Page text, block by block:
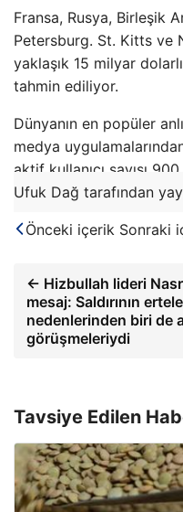
Fransa, Rusya, Birleşik
Petersburg. St. Kitts ve
yaklaşık 15 milyar
tahmin ediliyor.
Dünyanın en popüler
medya
aktif kullanıcı sayısı
Ufuk Dağ tarafından
Önceki içerik Sonraki
← Hizbullah lideri
mesaj: Saldırının
nedenlerinden biri de
görüşmeleriydi
Tavsiye Edilen